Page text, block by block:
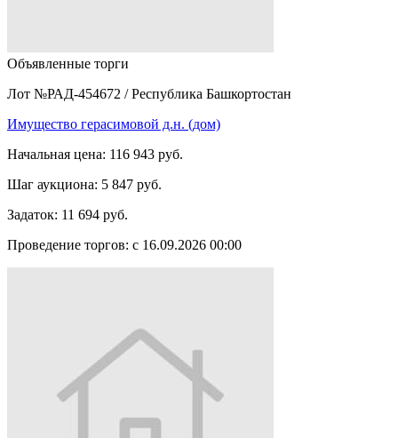
Объявленные торги
Лот №РАД-454672 / Республика Башкортостан
Имущество герасимовой д.н. (дом)
Начальная цена: 116 943 руб.
Шаг аукциона: 5 847 руб.
Задаток: 11 694 руб.
Проведение торгов: с 16.09.2026 00:00